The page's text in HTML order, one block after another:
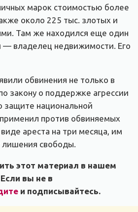
марок стоимостью более
около 225 тыс. злотых и
Там же находился еще один
владелец недвижимости. Его
обвинения не только в
закону о поддержке агрессии
защите национальной
против обвиняемых
ареста на три месяца, им
лишения свободы.
этот материал в нашем
вы не в
и подписывайтесь.